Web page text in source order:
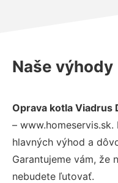
Naše výhody
Oprava kotla Viadrus
–
hlavných výhod a
Garantujeme vám, že
nebudete ľutovať.